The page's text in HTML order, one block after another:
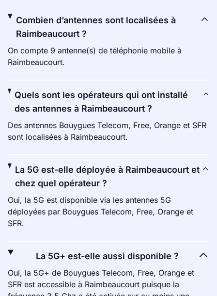
Combien d’antennes sont localisées à
Raimbeaucourt ?
On compte 9 antenne(s) de téléphonie mobile à
Raimbeaucourt.
Quels sont les opérateurs qui ont installé
des antennes à Raimbeaucourt ?
Des antennes Bouygues Telecom, Free, Orange et SFR
sont localisées à Raimbeaucourt.
La 5G est-elle déployée à Raimbeaucourt et
chez quel opérateur ?
Oui, la 5G est disponible via les antennes 5G
déployées par Bouygues Telecom, Free, Orange et
SFR.
La 5G+ est-elle aussi disponible ?
Oui, la 5G+ de Bouygues Telecom, Free, Orange et
SFR est accessible à Raimbeaucourt puisque la